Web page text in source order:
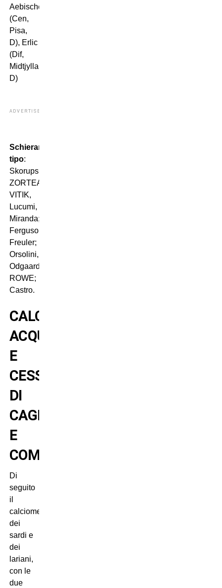
Aebischer
(Cen,
Pisa,
D), Erlic
(Dif,
Midtjylland,
D)
ADVERTISEMENT
Schieramento
tipo:
Skorupski;
ZORTEA,
VITIK,
Lucumi,
Miranda;
Ferguson,
Freuler;
Orsolini,
Odgaard,
ROWE;
Castro.
CALCIOMERCATO:
ACQUISTI
E
CESSIONI
DI
CAGLIARI
E
COMO
Di
seguito
il
calciomercato
dei
sardi e
dei
lariani,
con le
due